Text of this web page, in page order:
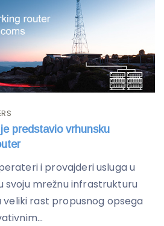
predstavio vrhunsku
i provajderi usluga u
svoju mrežnu infrastrukturu
veliki rast propusnog opsega